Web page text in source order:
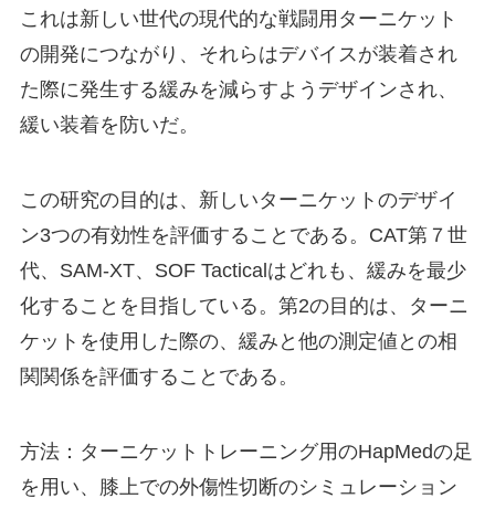
これは新しい世代の現代的な戦闘用ターニケット
の開発につながり、それらはデバイスが装着され
た際に発生する緩みを減らすようデザインされ、
緩い装着を防いだ。
この研究の目的は、新しいターニケットのデザイ
ン3つの有効性を評価することである。CAT第７世
代、SAM-XT、SOF Tacticalはどれも、緩みを最少
化することを目指している。第2の目的は、ターニ
ケットを使用した際の、緩みと他の測定値との相
関関係を評価することである。
方法：ターニケットトレーニング用のHapMedの足
を用い、膝上での外傷性切断のシミュレーション